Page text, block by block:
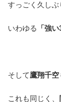
すっごく久し
いわゆる 「強
そして鷹翔千空
これも同じく、